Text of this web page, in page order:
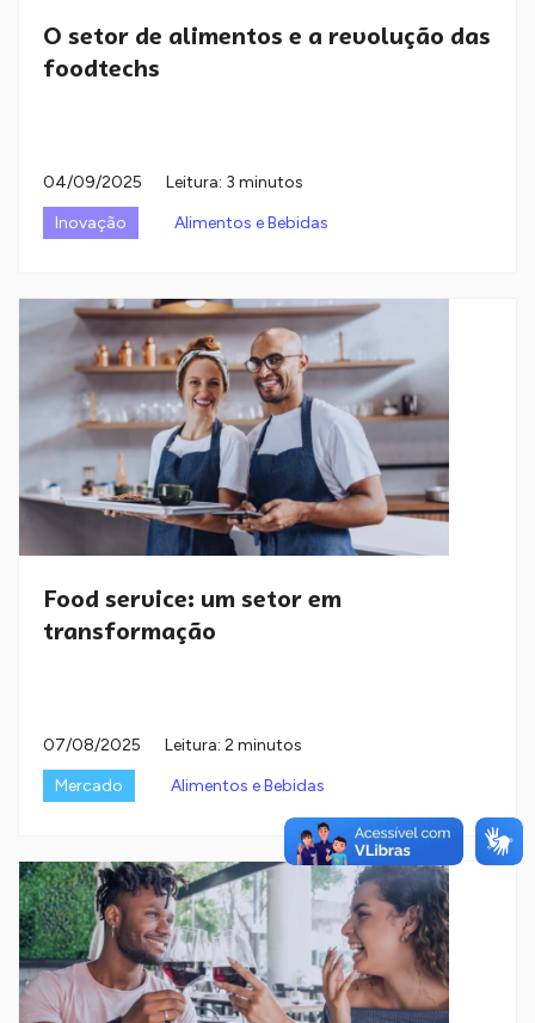
O setor de alimentos e a revolução das
foodtechs
04/09/2025
Leitura: 3 minutos
Inovação
Alimentos e Bebidas
Food service: um setor em
transformação
07/08/2025
Leitura: 2 minutos
Mercado
Alimentos e Bebidas